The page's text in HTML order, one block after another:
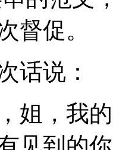
督促。
话说：
姐，我